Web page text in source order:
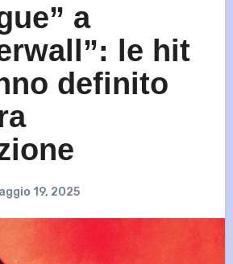
a
le hit
definito
19, 2025